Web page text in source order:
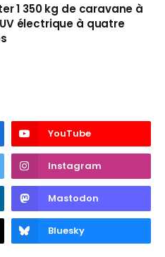
1 350 kg de caravane à
électrique à quatre
YouTube
Instagram
Mastodon
Bluesky